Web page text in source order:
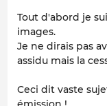
Tout d'abord je
images.
Je ne dirais pas
assidu mais la
Ceci dit vaste